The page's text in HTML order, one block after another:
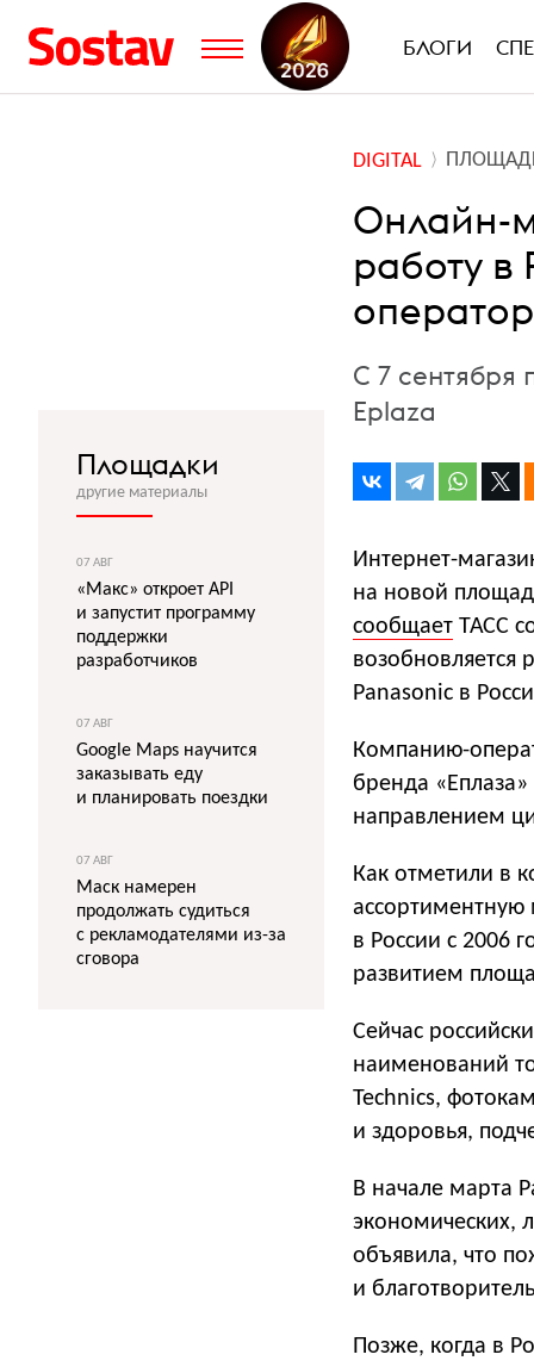
БЛОГИ
DIGITAL
Онлайн-
работу в
С 7 сентября
Eplaza
Интернет-
на новой
сообщает ТАСС
возобновляется
Panasonic в
Компанию-
бренда
направлением
Как отметили в
ассортиментную
в России с 2006
развитием
Сейчас
наименований
Technics,
и здоровья,
В начале марта
экономических,
объявила, что
и
Позже, когда в
Площадки
другие материалы
07 АВГ
«Макс» откроет API
и запустит программу
поддержки
разработчиков
07 АВГ
Google Maps научится
заказывать еду
и планировать поездки
07 АВГ
Маск намерен
продолжать судиться
с рекламодателями из-за
сговора